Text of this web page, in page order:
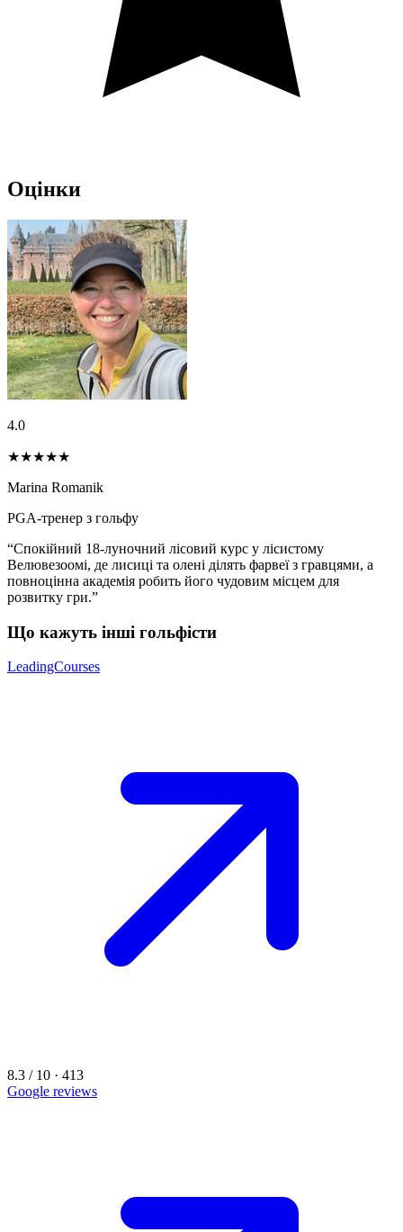
Оцінки
4.0
★★★★★
Marina Romanik
PGA-тренер з гольфу
“Спокійний 18-луночний лісовий курс у лісистому
Велювезоомі, де лисиці та олені ділять фарвеї з гравцями, а
повноцінна академія робить його чудовим місцем для
розвитку гри.”
Що кажуть інші гольфісти
LeadingCourses
8.3 / 10 · 413
Google reviews